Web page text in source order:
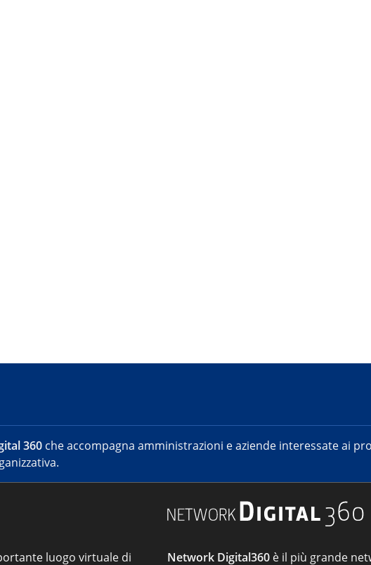
360 che accompagna amministrazioni e aziende interessate ai
luogo virtuale di Network Digital360 è il più grande